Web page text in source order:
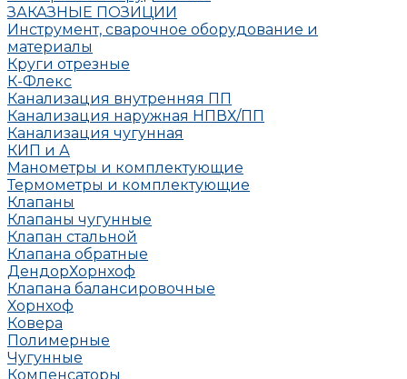
ЗАКАЗНЫЕ ПОЗИЦИИ
Инструмент, сварочное оборудование и
материалы
Круги отрезные
К-Флекс
Канализация внутренняя ПП
Канализация наружная НПВХ/ПП
Канализация чугунная
КИП и А
Манометры и комплектующие
Термометры и комплектующие
Клапаны
Клапаны чугунные
Клапан стальной
Клапана обратные
ДендорХорнхоф
Клапана балансировочные
Хорнхоф
Ковера
Полимерные
Чугунные
Компенсаторы